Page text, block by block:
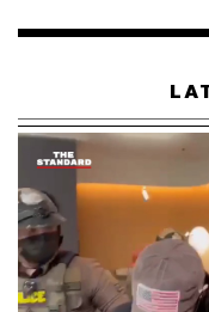
ยังหน้าตาไม่ดีอีก แต่ค่
อยู่ดี โดยเฉพาะปัญหา
แต่สิ่งที่ทำให้
เป็นเว็บไซต์รีวิวร้านอ
การรีบลงมือทำ
“การทำงานต้องมีเป้
และไม่สนใจคู่แข่ง มุ่งห
ว่าเราควรเป็นคนนำก่
กว้าง มีโอกาสแล้วรีบล
เรือนไทยที่ถูกซุกไว้